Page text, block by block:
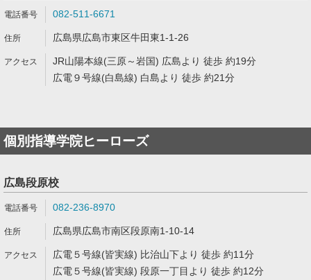
082-511-6671
広島県広島市東区牛田東1-1-26
JR山陽本線(三原～岩国) 広島より 徒歩 約19分
広電９号線(白島線) 白島より 徒歩 約21分
個別指導学院ヒーローズ
広島段原校
082-236-8970
広島県広島市南区段原南1-10-14
広電５号線(皆実線) 比治山下より 徒歩 約11分
広電５号線(皆実線) 段原一丁目より 徒歩 約12分